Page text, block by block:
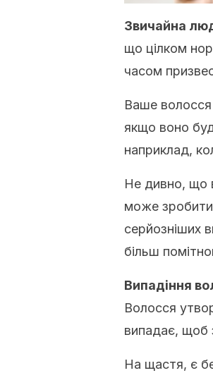
Звичайна
що цілком
часом
Ваше
якщо воно
наприклад,
Не дивно, що
може
серйозніших
більш
Випадіння
Волосся
випадає, щоб
На щастя, є